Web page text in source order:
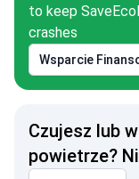
to keep
crashes
Wsparcie
Czujesz lub
powietrze?